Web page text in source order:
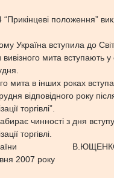
“Прикінцеві положення”
Україна вступила до
вивізного мита вступають у
мита в інших роках
відповідного року
торгівлі”.
чинності з дня
торгівлі.
України
2007 року